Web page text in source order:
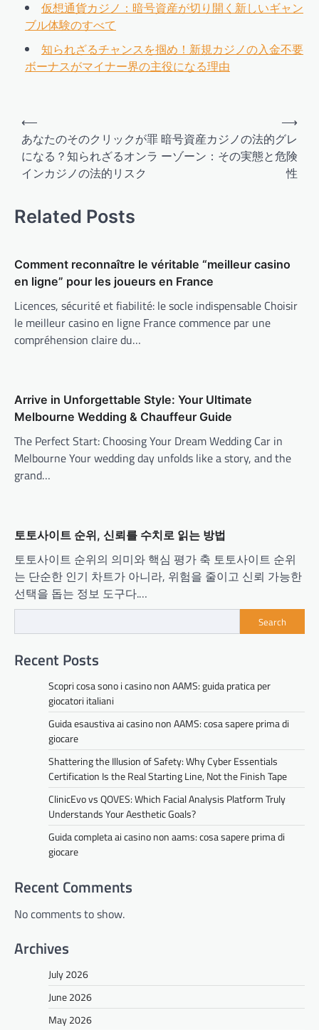
仮想通貨カジノ：暗号資産が切り開く新しいギャン
ブル体験のすべて
知られざるチャンスを掴め！新規カジノの入金不要
ボーナスがマイナー界の主役になる理由
Post
navigation
⟵
あなたのそのクリックが罪
になる？知られざるオンラ
インカジノの法的リスク
暗号資産カジノの法的グレ
ーゾーン：その実態と危険
性
⟶
Related Posts
Comment reconnaître le véritable “meilleur casino
en ligne” pour les joueurs en France
Licences, sécurité et fiabilité: le socle indispensable Choisir
le meilleur casino en ligne France commence par une
compréhension claire du…
Arrive in Unforgettable Style: Your Ultimate
Melbourne Wedding & Chauffeur Guide
The Perfect Start: Choosing Your Dream Wedding Car in
Melbourne Your wedding day unfolds like a story, and the
grand…
토토사이트 순위, 신뢰를 수치로 읽는 방법
토토사이트 순위의 의미와 핵심 평가 축 토토사이트 순위
는 단순한 인기 차트가 아니라, 위험을 줄이고 신뢰 가능한
선택을 돕는 정보 도구다.…
Search
Recent Posts
Scopri cosa sono i casino non AAMS: guida pratica per
giocatori italiani
Guida esaustiva ai casino non AAMS: cosa sapere prima di
giocare
Shattering the Illusion of Safety: Why Cyber Essentials
Certification Is the Real Starting Line, Not the Finish Tape
ClinicEvo vs QOVES: Which Facial Analysis Platform Truly
Understands Your Aesthetic Goals?
Guida completa ai casino non aams: cosa sapere prima di
giocare
Recent Comments
No comments to show.
Archives
July 2026
June 2026
May 2026